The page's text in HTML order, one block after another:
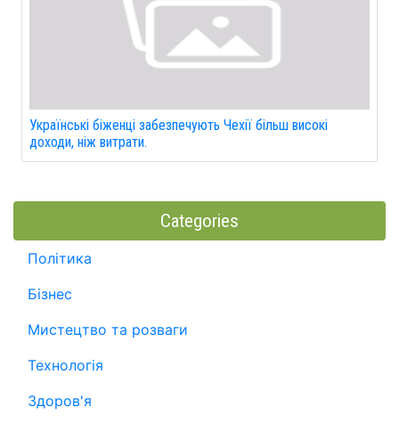
Українські біженці забезпечують Чехії більш високі
доходи, ніж витрати.
Categories
Політика
Бізнес
Мистецтво та розваги
Технологія
Здоров'я